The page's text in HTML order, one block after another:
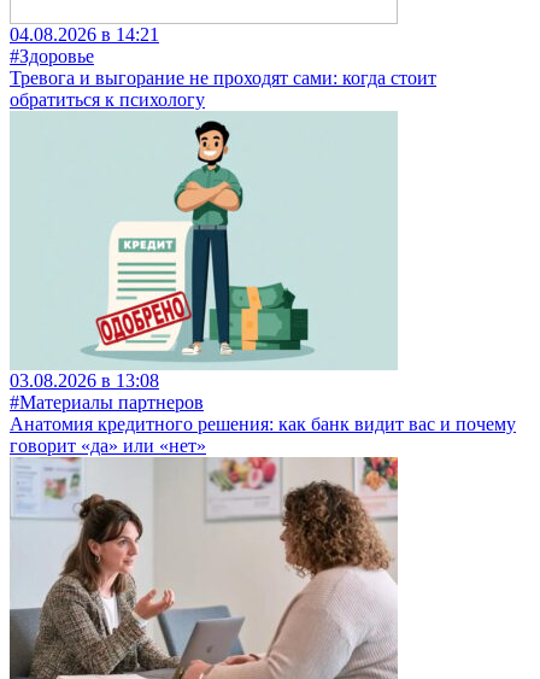
04.08.2026 в 14:21
#Здоровье
Тревога и выгорание не проходят сами: когда стоит
обратиться к психологу
03.08.2026 в 13:08
#Материалы партнеров
Анатомия кредитного решения: как банк видит вас и почему
говорит «да» или «нет»